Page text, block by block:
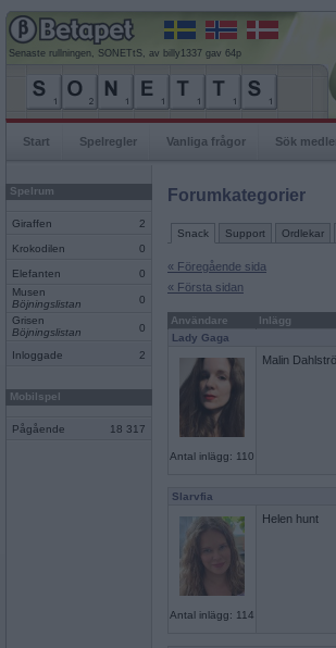
Senaste rullningen, SONETtS, av billy1337 gav 64p
Start Spelregler Vanliga frågor Sök
Spelrum
Giraffen 2
Krokodilen 0
Elefanten
0
Musen
Böjningslistan
0
Grisen
Böjningslistan
0
Inloggade 2
Mobilspel
Pågående 18 317
Forumkategorier
Snack Support Ordlekar
« Föregående sida
« Första sidan
Användare
Inlägg
Lady Gaga
Antal inlägg: 110
Malin
Slarvfia
Antal inlägg: 114
Helen hunt